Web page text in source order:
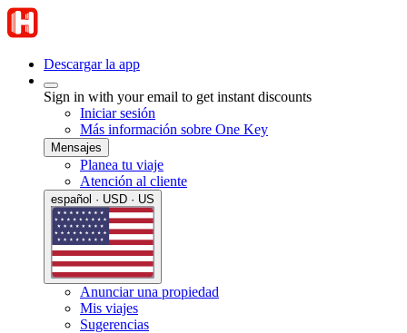
Descargar la app
Sign in with your email to get instant discounts
Iniciar sesión
Más información sobre One Key
Mensajes
Planea tu viaje
Atención al cliente
español · USD · US
Anunciar una propiedad
Mis viajes
Sugerencias